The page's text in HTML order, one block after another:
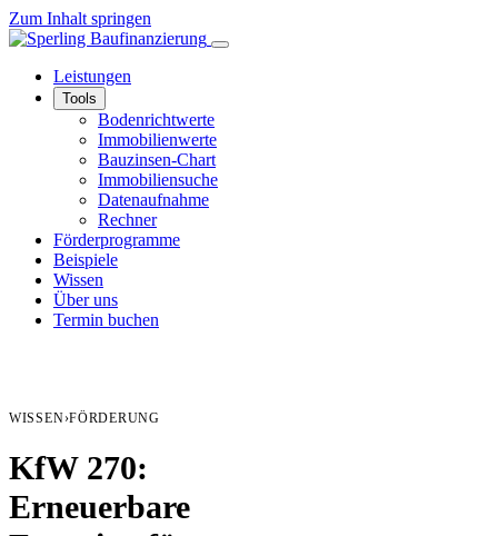
Zum Inhalt springen
Leistungen
Tools
Bodenrichtwerte
Immobilienwerte
Bauzinsen-Chart
Immobiliensuche
Datenaufnahme
Rechner
Förderprogramme
Beispiele
Wissen
Über uns
Termin buchen
WISSEN›FÖRDERUNG
KfW 270:
Erneuerbare